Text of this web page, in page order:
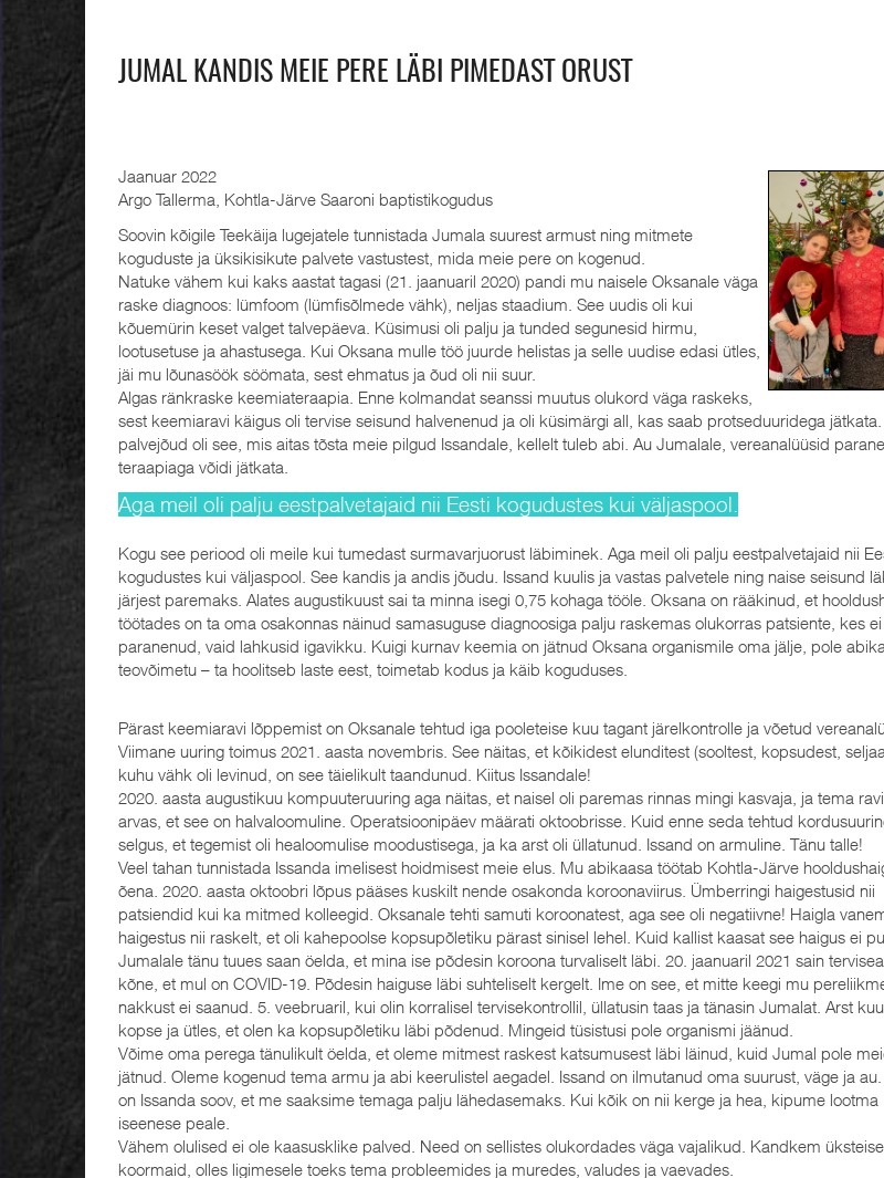
JUMAL KANDIS MEIE PERE LÄBI PIMEDAST ORUST
Jaanuar 2022
Argo Tallerma, Kohtla-Järve Saaroni baptistikogudus
Soovin kõigile Teekäija lugejatele tunnistada Jumala suurest armust ning mitmete
koguduste ja üksikisikute palvete vastustest, mida meie pere on kogenud.
Natuke vähem kui kaks aastat tagasi (21. jaanuaril 2020) pandi mu naisele Oksanale väga
raske diagnoos: lümfoom (lümfisõlmede vähk), neljas staadium. See uudis oli kui
kõuemürin keset valget talvepäeva. Küsimusi oli palju ja tunded segunesid hirmu,
lootusetuse ja ahastusega. Kui Oksana mulle töö juurde helistas ja selle uudise edasi ütles,
jäi mu lõunasöök söömata, sest ehmatus ja õud oli nii suur.
Algas ränkraske keemiateraapia. Enne kolmandat seanssi muutus olukord väga raskeks,
sest keemiaravi käigus oli tervise seisund halvenenud ja oli küsimärgi all, kas saab protseduuridega
palvejõud oli see, mis aitas tõsta meie pilgud Issandale, kellelt tuleb abi. Au Jumalale, vereanalüüsid
teraapiaga võidi jätkata.
Aga meil oli palju eestpalvetajaid nii Eesti kogudustes kui väljaspool.
Kogu see periood oli meile kui tumedast surmavarjuorust läbiminek. Aga meil oli palju eestpalvetajaid nii
kogudustes kui väljaspool. See kandis ja andis jõudu. Issand kuulis ja vastas palvetele ning naise seisund
järjest paremaks. Alates augustikuust sai ta minna isegi 0,75 kohaga tööle. Oksana on rääkinud, et
töötades on ta oma osakonnas näinud samasuguse diagnoosiga palju raskemas olukorras patsiente, kes ei
paranenud, vaid lahkusid igavikku. Kuigi kurnav keemia on jätnud Oksana organismile oma jälje, pole
teovõimetu – ta hoolitseb laste eest, toimetab kodus ja käib koguduses.
Pärast keemiaravi lõppemist on Oksanale tehtud iga pooleteise kuu tagant järelkontrolle ja võetud
Viimane uuring toimus 2021. aasta novembris. See näitas, et kõikidest elunditest (sooltest, kopsudest,
kuhu vähk oli levinud, on see täielikult taandunud. Kiitus Issandale!
2020. aasta augustikuu kompuuteruuring aga näitas, et naisel oli paremas rinnas mingi kasvaja, ja tema
arvas, et see on halvaloomuline. Operatsioonipäev määrati oktoobrisse. Kuid enne seda tehtud
selgus, et tegemist oli healoomulise moodustisega, ja ka arst oli üllatunud. Issand on armuline. Tänu talle!
Veel tahan tunnistada Issanda imelisest hoidmisest meie elus. Mu abikaasa töötab Kohtla-Järve
õena. 2020. aasta oktoobri lõpus pääses kuskilt nende osakonda koroonaviirus. Ümberringi haigestusid nii
patsiendid kui ka mitmed kolleegid. Oksanale tehti samuti koroonatest, aga see oli negatiivne! Haigla
haigestus nii raskelt, et oli kahepoolse kopsupõletiku pärast sinisel lehel. Kuid kallist kaasat see haigus ei
Jumalale tänu tuues saan öelda, et mina ise põdesin koroona turvaliselt läbi. 20. jaanuaril 2021 sain
kõne, et mul on COVID-19. Põdesin haiguse läbi suhteliselt kergelt. Ime on see, et mitte keegi mu
nakkust ei saanud. 5. veebruaril, kui olin korralisel tervisekontrollil, üllatusin taas ja tänasin Jumalat. Arst
kopse ja ütles, et olen ka kopsupõletiku läbi põdenud. Mingeid tüsistusi pole organismi jäänud.
Võime oma perega tänulikult öelda, et oleme mitmest raskest katsumusest läbi läinud, kuid Jumal pole
jätnud. Oleme kogenud tema armu ja abi keerulistel aegadel. Issand on ilmutanud oma suurust, väge ja
on Issanda soov, et me saaksime temaga palju lähedasemaks. Kui kõik on nii kerge ja hea, kipume lootma
iseenese peale.
Vähem olulised ei ole kaasusklike palved. Need on sellistes olukordades väga vajalikud. Kandkem üksteise
koormaid, olles ligimesele toeks tema probleemides ja muredes, valudes ja vaevades.
Linda Sool, Elva
südame Su ette,Sinu ees ei
saladused usaldan Su
Sina mind. Kui ma vahel